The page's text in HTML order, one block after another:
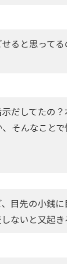
ると思って
だしてたの？
そんなこと
目先の小銭
ないと又起き